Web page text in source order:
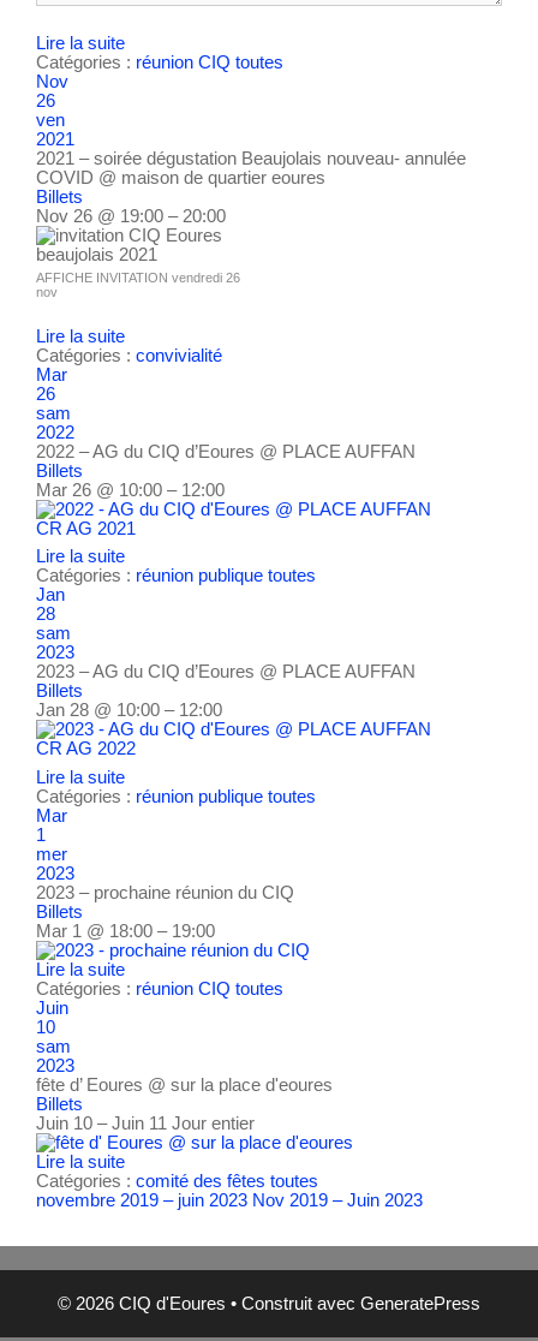
Lire la suite
Catégories : réunion CIQ toutes
Nov
26
ven
2021
2021 – soirée dégustation Beaujolais nouveau- annulée
COVID @ maison de quartier eoures
Billets
Nov 26 @ 19:00 – 20:00
AFFICHE INVITATION vendredi 26
nov
Lire la suite
Catégories : convivialité
Mar
26
sam
2022
2022 – AG du CIQ d’Eoures @ PLACE AUFFAN
Billets
Mar 26 @ 10:00 – 12:00
CR AG 2021
Lire la suite
Catégories : réunion publique toutes
Jan
28
sam
2023
2023 – AG du CIQ d’Eoures @ PLACE AUFFAN
Billets
Jan 28 @ 10:00 – 12:00
CR AG 2022
Lire la suite
Catégories : réunion publique toutes
Mar
1
mer
2023
2023 – prochaine réunion du CIQ
Billets
Mar 1 @ 18:00 – 19:00
Lire la suite
Catégories : réunion CIQ toutes
Juin
10
sam
2023
fête d’ Eoures @ sur la place d'eoures
Billets
Juin 10 – Juin 11 Jour entier
Lire la suite
Catégories : comité des fêtes toutes
novembre 2019 – juin 2023 Nov 2019 – Juin 2023
© 2026 CIQ d'Eoures • Construit avec GeneratePress